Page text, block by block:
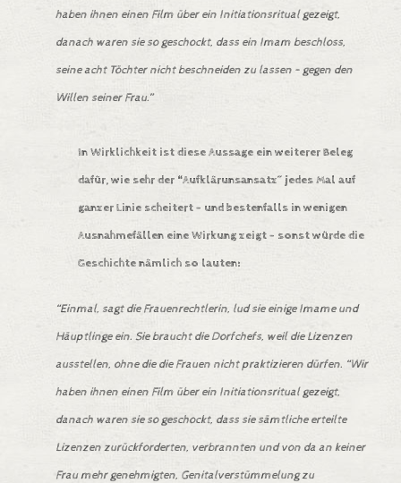
haben ihnen einen Film über ein Initiationsritual gezeigt,
danach waren sie so geschockt, dass ein Imam beschloss,
seine acht Töchter nicht beschneiden zu lassen – gegen den
Willen seiner Frau.”
In Wirklichkeit ist diese Aussage ein weiterer Beleg
dafür, wie sehr der “Aufklärunsansatz” jedes Mal auf
ganzer Linie scheitert – und bestenfalls in wenigen
Ausnahmefällen eine Wirkung zeigt – sonst würde die
Geschichte nämlich so lauten:
“Einmal, sagt die Frauenrechtlerin, lud sie einige Imame und
Häuptlinge ein. Sie braucht die Dorfchefs, weil die Lizenzen
ausstellen, ohne die die Frauen nicht praktizieren dürfen. “Wir
haben ihnen einen Film über ein Initiationsritual gezeigt,
danach waren sie so geschockt, dass sie sämtliche erteilte
Lizenzen zurückforderten, verbrannten und von da an keiner
Frau mehr genehmigten, Genitalverstümmelung zu